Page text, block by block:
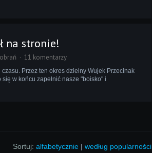
na stronie!
11 komentarzy
Przez ten okres dzielny Wujek Przecinak
w końcu zapełnić nasze "boisko" i
Sortuj: alfabetycznie |według popularności